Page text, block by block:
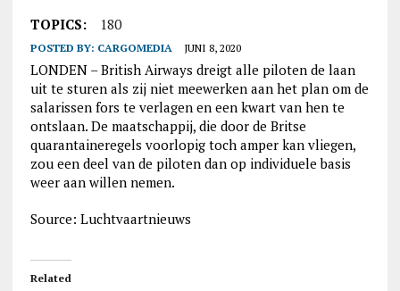
TOPICS: 180
POSTED BY: CARGOMEDIA JUNI 8, 2020
LONDEN – British Airways dreigt alle piloten de laan
uit te sturen als zij niet meewerken aan het plan om de
salarissen fors te verlagen en een kwart van hen te
ontslaan. De maatschappij, die door de Britse
quarantaineregels voorlopig toch amper kan vliegen,
zou een deel van de piloten dan op individuele basis
weer aan willen nemen.
Source: Luchtvaartnieuws
Related